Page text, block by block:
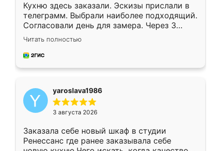
Кухню здесь заказали. Эскизы прислали в
телеграмм. Выбрали наиболее подходящий.
Согласовали день для замера. Через 3
недели кухня была уже готова. Остались
довольны работой. Спасибо Ренессанс
мебель за качественную работу!
Читать полностью
yaroslava1986
3 августа 2026
Заказала себе новый шкаф в студии
Ренессанс где ранее заказывала себе